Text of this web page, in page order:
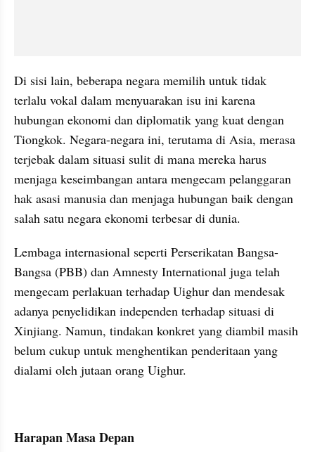
Di sisi lain, beberapa negara memilih untuk tidak
terlalu vokal dalam menyuarakan isu ini karena
hubungan ekonomi dan diplomatik yang kuat dengan
Tiongkok. Negara-negara ini, terutama di Asia, merasa
terjebak dalam situasi sulit di mana mereka harus
menjaga keseimbangan antara mengecam pelanggaran
hak asasi manusia dan menjaga hubungan baik dengan
salah satu negara ekonomi terbesar di dunia.
Lembaga internasional seperti Perserikatan Bangsa-
Bangsa (PBB) dan Amnesty International juga telah
mengecam perlakuan terhadap Uighur dan mendesak
adanya penyelidikan independen terhadap situasi di
Xinjiang. Namun, tindakan konkret yang diambil masih
belum cukup untuk menghentikan penderitaan yang
dialami oleh jutaan orang Uighur.
Harapan Masa Depan